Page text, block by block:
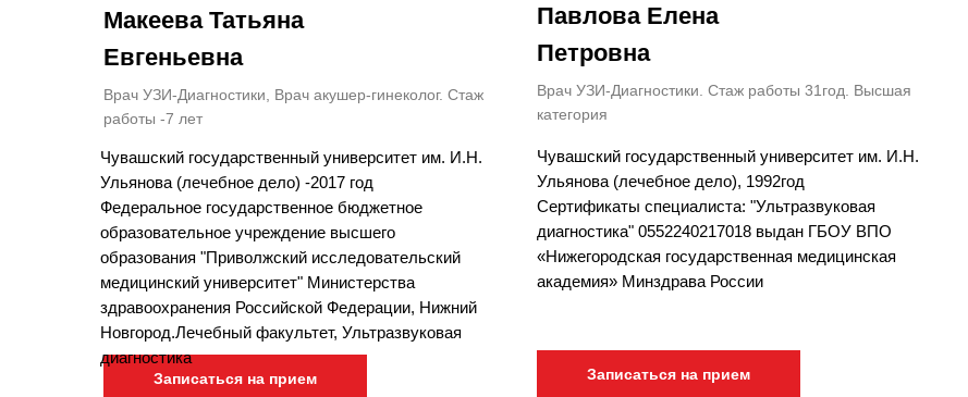
Записаться на прием
Чувашский государственный университет им. И.Н.
Ульянова (лечебное дело) -2017 год
Федеральное государственное бюджетное
образовательное учреждение высшего
образования "Приволжский исследовательский
медицинский университет" Министерства
здравоохранения Российской Федерации, Нижний
Новгород.Лечебный факультет, Ультразвуковая
диагностика
Врач УЗИ-Диагностики, Врач акушер-гинеколог. Стаж
работы -7 лет
Макеева Татьяна
Евгеньевна
Записаться на прием
Чувашский государственный университет им. И.Н.
Ульянова (лечебное дело), 1992год
Сертификаты специалиста: "Ультразвуковая
диагностика" 0552240217018 выдан ГБОУ ВПО
«Нижегородская государственная медицинская
академия» Минздрава России
Врач УЗИ-Диагностики. Стаж работы 31год. Высшая
категория
Павлова Елена
Петровна